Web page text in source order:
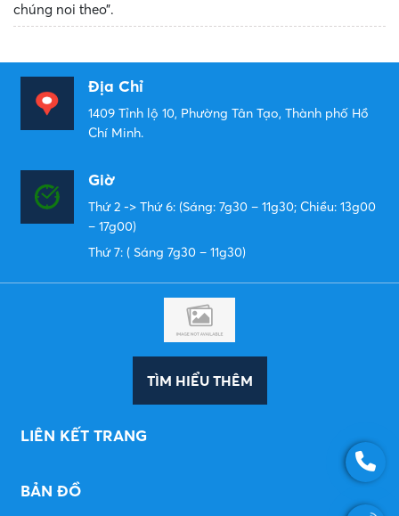
chúng noi theo”.
Địa Chỉ
1409 Tỉnh lộ 10, Phường Tân Tạo, Thành phố Hồ
Chí Minh.
Giờ
Thứ 2 -> Thứ 6: (Sáng: 7g30 – 11g30; Chiều: 13g00
– 17g00)
Thứ 7: ( Sáng 7g30 – 11g30)
TÌM HIỂU THÊM
LIÊN KẾT TRANG
BẢN ĐỒ